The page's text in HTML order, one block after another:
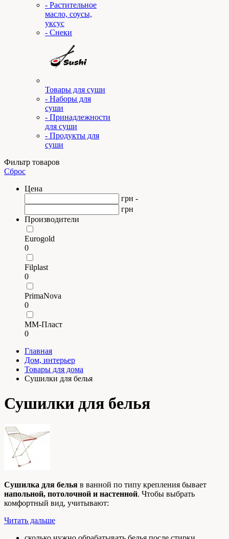
- Растительное
масло, соусы,
уксус
- Снеки
Товары для суши
- Наборы для
суши
- Принадлежности
для суши
- Продукты для
суши
Фильтр товаров
Сброс
Цена
грн -
грн
Производители
Eurogold
0
Filplast
0
PrimaNova
0
ММ-Пласт
0
Главная
Дом, интерьер
Товары для дома
Сушилки для белья
Сушилки для белья
Сушилка для белья в ванной по типу крепления бывает
напольной, потолочной и настенной. Чтобы выбрать
комфортный вид, учитывают:
Читать дальше